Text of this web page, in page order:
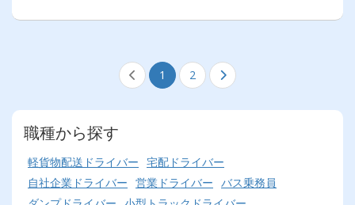
1 2
職種から探す
軽貨物配送ドライバー 宅配ドライバー
自社企業ドライバー 営業ドライバー バス乗務員